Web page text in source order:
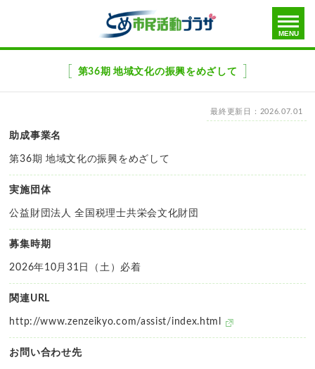
ニ
toggle
menu
MENU
第36期 地域文化の振興をめざして
最終更新日：2026.07.01
助成事業名
第36期 地域文化の振興をめざして
実施団体
公益財団法人 全国税理士共栄会文化財団
募集時期
2026年10月31日（土）必着
関連URL
http://www.zenzeikyo.com/assist/index.html
お問い合わせ先